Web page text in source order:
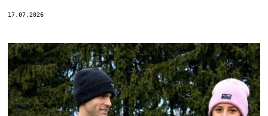
17.07.2026